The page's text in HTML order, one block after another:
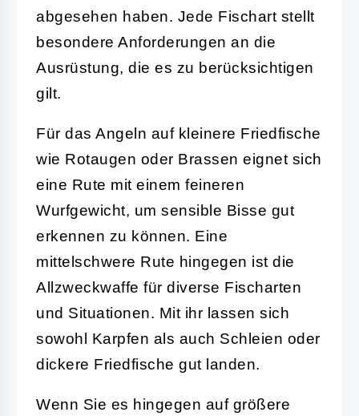
abgesehen haben. Jede Fischart stellt
besondere Anforderungen an die
Ausrüstung, die es zu berücksichtigen
gilt.
Für das Angeln auf kleinere Friedfische
wie Rotaugen oder Brassen eignet sich
eine Rute mit einem feineren
Wurfgewicht, um sensible Bisse gut
erkennen zu können. Eine
mittelschwere Rute hingegen ist die
Allzweckwaffe für diverse Fischarten
und Situationen. Mit ihr lassen sich
sowohl Karpfen als auch Schleien oder
dickere Friedfische gut landen.
Wenn Sie es hingegen auf größere